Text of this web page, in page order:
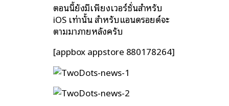
ตอนนี้ยังมีเพียงเวอร์ชั่นสำหรับ
iOS เท่านั้น สำหรับแอนดรอยด์จะ
ตามมาภายหลังครับ
[appbox appstore 880178264]